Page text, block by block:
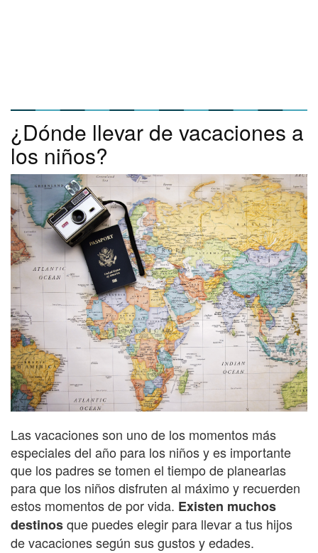
¿Dónde llevar de vacaciones a
los niños?
Las vacaciones son uno de los momentos más
especiales del año para los niños y es importante
que los padres se tomen el tiempo de planearlas
para que los niños disfruten al máximo y recuerden
estos momentos de por vida. Existen muchos
destinosque puedes elegir para llevar a tus hijos
de vacaciones según sus gustos y edades.